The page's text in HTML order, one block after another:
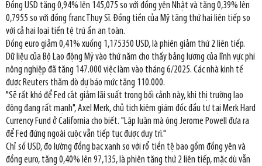
Đồng USD tăng 0,94% lên 145,075 so với đồng yên Nhật và tăng 0,39% lên
0,7955 so với đồng franc Thụy Sĩ. Đồng tiền của Mỹ tăng thứ hai liên tiếp so
với cả hai loại tiền tệ trú ẩn an toàn.
Đồng euro giảm 0,41% xuống 1,175350 USD, là phiên giảm thứ 2 liên tiếp.
Dữ liệu của Bộ Lao động Mỹ vào thứ năm cho thấy bảng lương của lĩnh vực phi
nông nghiệp đã tăng 147.000 việc làm vào tháng 6/2025. Các nhà kinh tế
được Reuters thăm dò dự báo mức tăng 110.000.
"Sẽ rất khó để Fed cắt giảm lãi suất trong bối cảnh này, khi thị trường lao
động đang rất mạnh", Axel Merk, chủ tịch kiêm giám đốc đầu tư tại Merk Hard
Currency Fund ở California cho biết. "Lập luận mà ông Jerome Powell đưa ra
để Fed đứng ngoài cuộc vẫn tiếp tục được duy trì."
Chỉ số USD, đo lường đồng bạc xanh so với rổ tiền tệ bao gồm đồng yên và
đồng euro, tăng 0,40% lên 97,135, là phiên tăng thứ 2 liên tiếp, mặc dù vẫn